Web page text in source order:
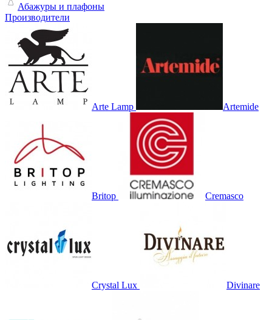
Абажуры и плафоны
Производители
Arte Lamp Artemide
Britop Cremasco
Crystal Lux Divinare